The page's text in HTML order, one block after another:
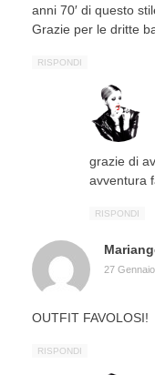
anni 70′ di questo
Grazie per le dritte
RISPONDI
grazie di
avventura
RISPONDI
27
OUTFIT FAVOLOSI!
RISPONDI